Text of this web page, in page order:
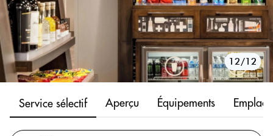
1/12
2/12
3/12
4/12
5/12
6/12
7/12
8/12
9/12
10/12
11/12
12/12
Service sélectif Aperçu Équipements